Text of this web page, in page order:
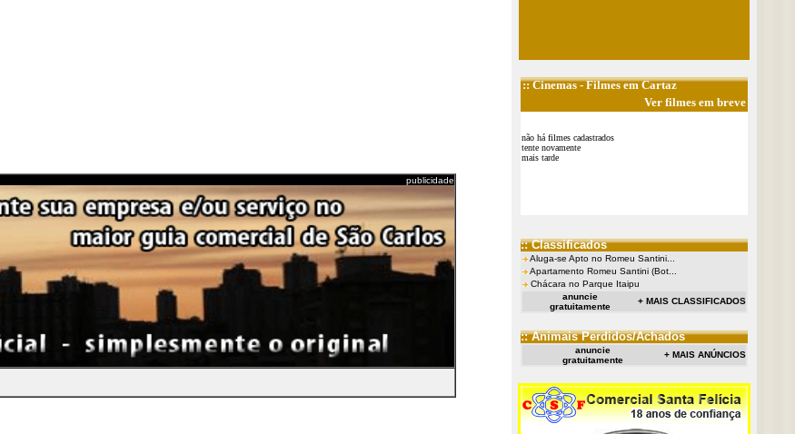
publicidade
::Cinemas- Filmes em Cartaz
Ver filmes em breve
não há filmes cadastrados
tente novamente
mais tarde
:: Classificados
Aluga-se Apto no Romeu Santini...
Apartamento Romeu Santini (Bot...
Chácara no Parque Itaipu
anuncie
gratuitamente
+ MAIS CLASSIFICADOS
:: Animais Perdidos/Achados
anuncie
gratuitamente
+ MAIS ANÚNCIOS